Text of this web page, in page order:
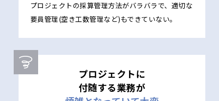
プロジェクトの採算管理方法がバラバラで、適切な
要員管理(空き工数管理など)もできていない。
プロジェクトに
付随する業務が